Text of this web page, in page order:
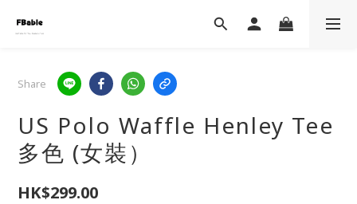
Share
US Polo Waffle Henley Tee
多色 (女裝）
HK$299.00